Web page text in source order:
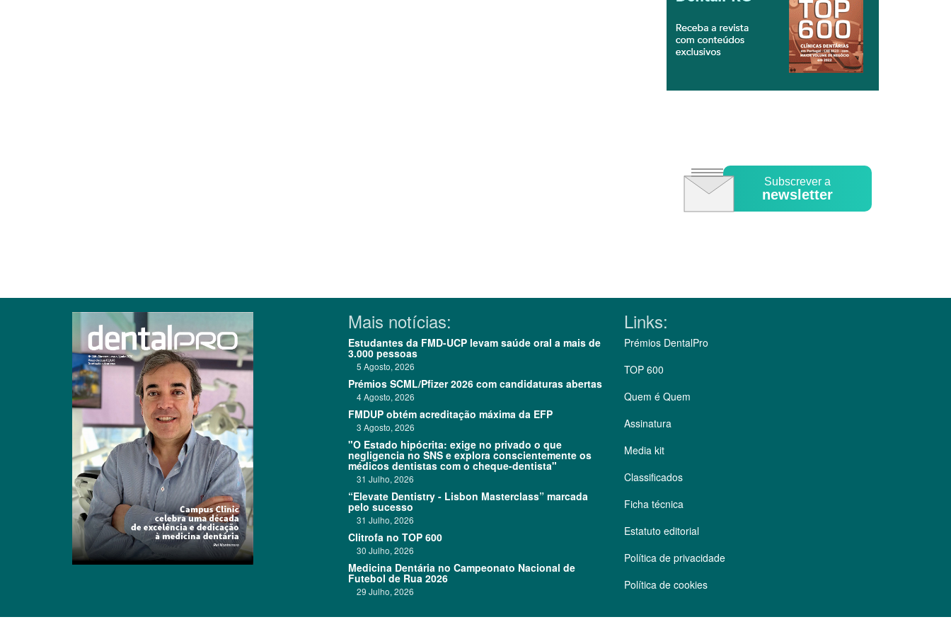
Subscrever a
newsletter
Clique para ler
Mais notícias:
Estudantes da FMD-UCP levam saúde oral a mais de
3.000 pessoas
5 Agosto, 2026
Prémios SCML/Pfizer 2026 com candidaturas abertas
4 Agosto, 2026
FMDUP obtém acreditação máxima da EFP
3 Agosto, 2026
"O Estado hipócrita: exige no privado o que
negligencia no SNS e explora conscientemente os
médicos dentistas com o cheque-dentista"
31 Julho, 2026
“Elevate Dentistry - Lisbon Masterclass” marcada
pelo sucesso
31 Julho, 2026
Clitrofa no TOP 600
30 Julho, 2026
Medicina Dentária no Campeonato Nacional de
Futebol de Rua 2026
29 Julho, 2026
Links:
Prémios DentalPro
TOP 600
Quem é Quem
Assinatura
Media kit
Classificados
Ficha técnica
Estatuto editorial
Política de privacidade
Política de cookies